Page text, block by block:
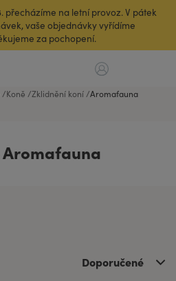
přecházíme na letní provoz. V pátek
vaše objednávky vyřídíme
za pochopení.
Koně Zklidnění koní Aromafauna
Doporučené